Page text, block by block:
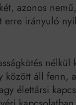
két, azonos
irányuló
között áll fenn,
élettársi